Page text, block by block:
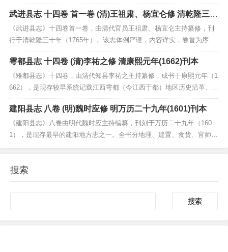
地区历代文人的诗文集、碑铭、序跋等艺文资料，内容涵盖文学、历
史、地理、风俗等多个方面，展现了当地深厚的文化积淀。该书不仅对
研究明代江南地区文化发展具有重要参考价值，也为后...
武进县志 十四卷 首一卷 (清)王祖肃、杨宜仑修 清乾隆三十
年(1765)刊本
《武进县志》十四卷首一卷，由清代官员王祖肃、杨宜仑主持纂修，刊
行于清乾隆三十年（1765年）。该志体例严谨，内容详实，卷首为序
言、凡例及舆图，正文涵盖沿革、疆域、山川、赋役、学校、职官、选
举、人物、艺文等诸多方面，全面展现了乾隆时期武进县的自然地理、
社会经济与文化风貌。作为清代中期重要的地方文献，该...
雩都县志 十四卷 (清)李祐之修 清康熙元年(1662)刊本
《雉都县志》十四卷，由清代知县李祐之主持纂修，成书于康熙元年（1
662），是现存较早系统记载江西雩都（今江西于都）地区历史沿革、地
理风貌、社会民情的重要地方志文献。本书内容涵盖建置沿革、山川形
胜、田赋户口、官师选举、人物列传、风土习俗、艺文轶事等门类，体
例完备，资料详实。编纂者为补前志之阙，广征博采...
建阳县志 八卷 (明)魏时应修 明万历二十九年(1601)刊本
《建阳县志》八卷由明代魏时应主持编纂，刊刻于万历二十九年（160
1），是现存最早的建阳地方志之一。全书分地理、建置、食货、官师、
地刻书业的兴盛、理学名儒的活动等文化现象有详细描...
搜索